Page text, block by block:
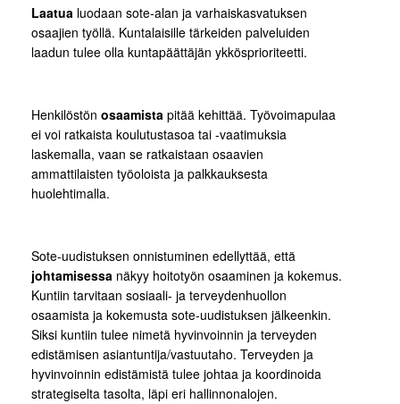
Laatua luodaan sote-alan ja varhaiskasvatuksen
osaajien työllä. Kuntalaisille tärkeiden palveluiden
laadun tulee olla kuntapäättäjän ykkösprioriteetti.
Henkilöstön osaamista pitää kehittää. Työvoimapulaa
ei voi ratkaista koulutustasoa tai -vaatimuksia
laskemalla, vaan se ratkaistaan osaavien
ammattilaisten työoloista ja palkkauksesta
huolehtimalla.
Sote-uudistuksen onnistuminen edellyttää, että
johtamisessa näkyy hoitotyön osaaminen ja kokemus.
Kuntiin tarvitaan sosiaali- ja terveydenhuollon
osaamista ja kokemusta sote-uudistuksen jälkeenkin.
Siksi kuntiin tulee nimetä hyvinvoinnin ja terveyden
edistämisen asiantuntija/vastuutaho. Terveyden ja
hyvinvoinnin edistämistä tulee johtaa ja koordinoida
strategiselta tasolta, läpi eri hallinnonalojen.